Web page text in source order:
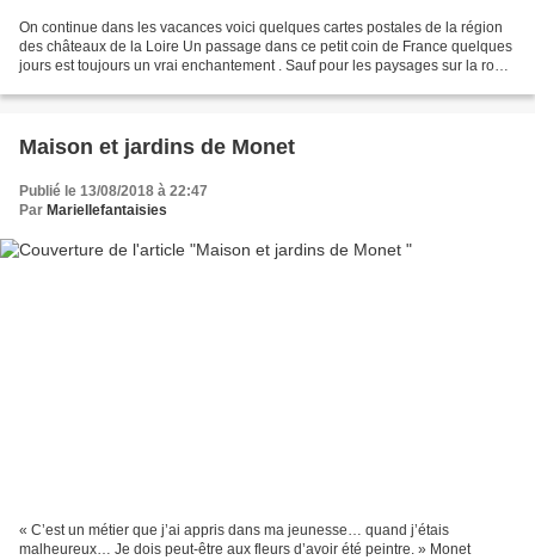
On continue dans les vacances voici quelques cartes postales de la région
des châteaux de la Loire Un passage dans ce petit coin de France quelques
jours est toujours un vrai enchantement . Sauf pour les paysages sur la route
Maison et jardins de Monet
Publié le 13/08/2018 à 22:47
Par Mariellefantaisies
« C’est un métier que j’ai appris dans ma jeunesse… quand j’étais
malheureux… Je dois peut-être aux fleurs d’avoir été peintre. » Monet